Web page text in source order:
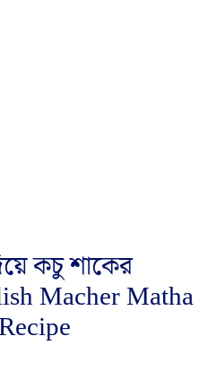
কচু শাকের
Macher Matha